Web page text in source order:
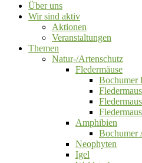
Über uns
Wir sind aktiv
Aktionen
Veranstaltungen
Themen
Natur-/Artenschutz
Fledermäuse
Bochumer
Amphibien
Bochumer
Neophyten
Igel